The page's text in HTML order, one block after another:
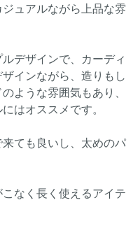
ュアルながら上品な雰
デザインで、カーディ
インながら、造りもし
ような雰囲気もあり、
はオススメです。
ても良いし、太めのパ
なく長く使えるアイテ